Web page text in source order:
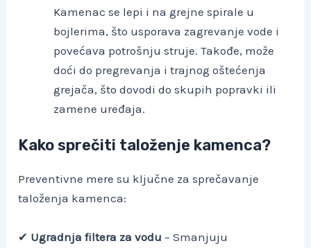
Kamenac se lepi i na grejne spirale u
bojlerima, što usporava zagrevanje vode i
povećava potrošnju struje. Takođe, može
doći do pregrevanja i trajnog oštećenja
grejača, što dovodi do skupih popravki ili
zamene uređaja.
Kako sprečiti taloženje kamenca?
Preventivne mere su ključne za sprečavanje
taloženja kamenca:
✔ Ugradnja filtera za vodu – Smanjuju